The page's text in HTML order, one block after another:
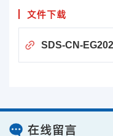
文件下载
在线留言